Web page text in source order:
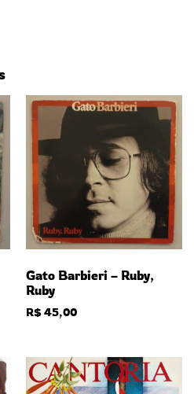
Gato Barbieri – Ruby,
Ruby
R$45,00